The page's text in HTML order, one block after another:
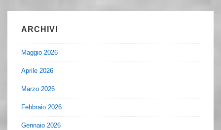
ARCHIVI
Maggio 2026
Aprile 2026
Marzo 2026
Febbraio 2026
Gennaio 2026